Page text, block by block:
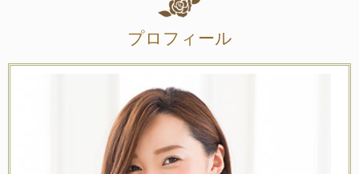
プロフィール